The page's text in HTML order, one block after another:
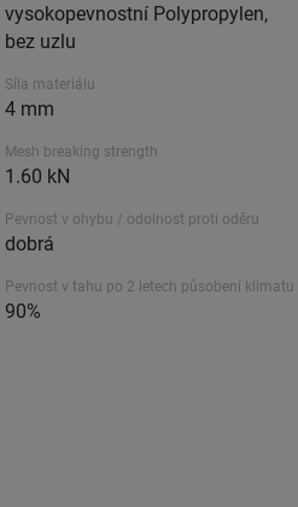
vysokopevnostní Polypropylen,
bez uzlu
Síla materiálu
4 mm
Mesh breaking strength
1.60 kN
Pevnost v ohybu / odolnost proti oděru
dobrá
Pevnost v tahu po 2 letech působení klimatu
90%